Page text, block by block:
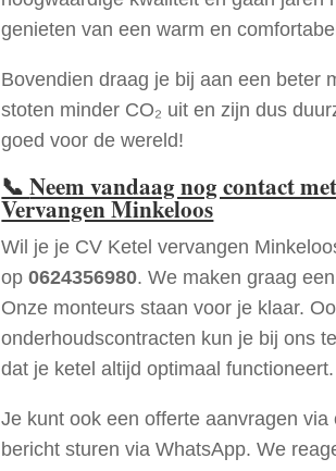
genieten van een warm en
Bovendien draag je bij aan een beter
stoten minder CO₂ uit en zijn dus
goed voor de wereld!
📞Neem vandaag nog contact
Vervangen Minkeloos
Wil je je CV Ketel vervangen
op0624356980. We maken graag
Onze monteurs staan voor je klaar.
onderhoudscontracten kun je bij ons
dat je ketel altijd optimaal functioneert.
Je kunt ook een offerte aanvragen via
bericht sturen via WhatsApp. We